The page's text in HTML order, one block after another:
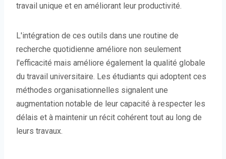
travail unique et en améliorant leur productivité.
L'intégration de ces outils dans une routine de
recherche quotidienne améliore non seulement
l'efficacité mais améliore également la qualité globale
du travail universitaire. Les étudiants qui adoptent ces
méthodes organisationnelles signalent une
augmentation notable de leur capacité à respecter les
délais et à maintenir un récit cohérent tout au long de
leurs travaux.